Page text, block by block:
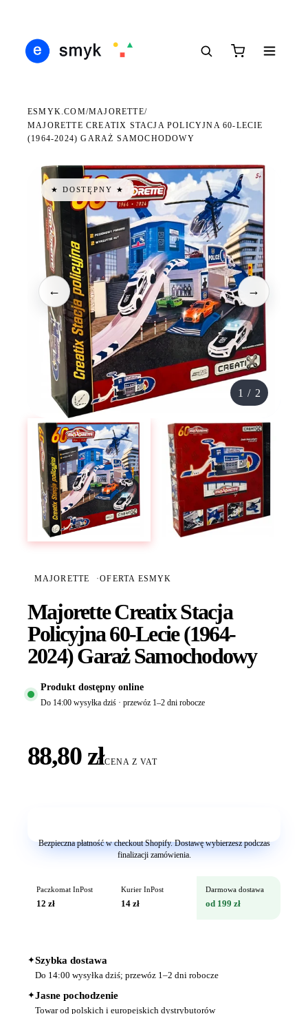
ESMYK.COM/MAJORETTE/
MAJORETTE CREATIX STACJA POLICYJNA 60-LECIE
(1964-2024) GARAŻ SAMOCHODOWY
★ DOSTĘPNY ★
← →
1 / 2
MAJORETTE ·OFERTA ESMYK
Majorette Creatix Stacja
Policyjna 60-Lecie (1964-
2024) Garaż Samochodowy
Produkt dostępny online
Do 14:00 wysyłka dziś · przewóz 1–2 dni robocze
88,80 złCENA Z VAT
Bezpieczna płatność w checkout Shopify. Dostawę wybierzesz podczas
finalizacji zamówienia.
Paczkomat InPost
12 zł
Kurier InPost
14 zł
Darmowa dostawa
od 199 zł
✦Szybka dostawa
Do 14:00 wysyłka dziś; przewóz 1–2 dni robocze
✦Jasne pochodzenie
Towar od polskich i europejskich dystrybutorów